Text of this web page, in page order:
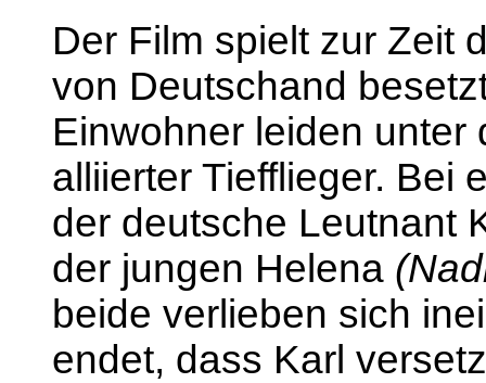
Der Film spielt zur Zeit
von Deutschand
Einwohner leiden unter
alliierter Tiefflieger. Bei
der deutsche Leutnant
der jungen Helena
beide verlieben sich
endet, dass Karl